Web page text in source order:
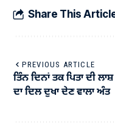
Share This
PREVIOUS ARTICLE
ਤਿੰਨ ਦਿਨਾਂ ਤਕ ਪਿਤਾ ਦੀ
ਦਾ ਦਿਲ ਦੁਖਾ ਦੇਣ ਵਾਲਾ ਅੰਤ